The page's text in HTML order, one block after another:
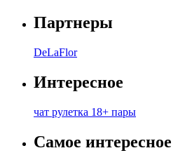
Партнеры
DeLaFlor
Интересное
чат рулетка 18+ пары
Самое интересное